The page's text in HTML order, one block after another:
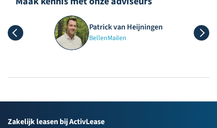
Patrick van Heijningen
BellenMailen
Zakelijk leasen bij ActivLease